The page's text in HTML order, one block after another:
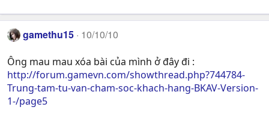
gamethu15 10/10/10
Ông mau mau xóa bài của mình ở đây đi :
http://forum.gamevn.com/showthread.php?744784-
Trung-tam-tu-van-cham-soc-khach-hang-BKAV-Version-
1-/page5